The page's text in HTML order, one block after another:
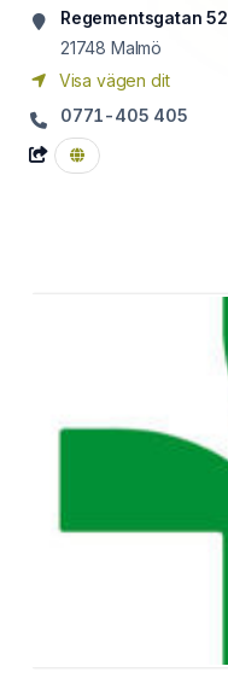
Regementsgatan 52
21748 Malmö
Visa vägen dit
0771-405 405